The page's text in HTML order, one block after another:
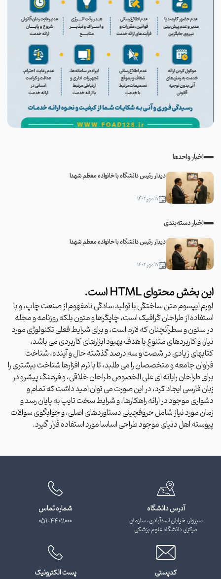
اخبار واحدها
دیدار رئیس دانشگاه با خانواده معظم شهدا
۱۷ مهر ۱۴۰۲
اخبار دسته‌بندی
دیدار رئیس دانشگاه با خانواده معظم شهدا
۱۷ مهر ۱۴۰۲
این بخش محتوای HTML است.
لورم ایپسوم متن ساختگی با تولید سادگی نامفهوم از صنعت چاپ، و با
استفاده از طراحان گرافیک است، چاپگرها و متون بلکه روزنامه و مجله
در ستون و سطرآنچنان که لازم است، و برای شرایط فعلی تکنولوژی مورد
نیاز، و کاربردهای متنوع با هدف بهبود ابزارهای کاربردی می باشد،
کتابهای زیادی در شصت و سه درصد گذشته حال و آینده، شناخت
فراوان جامعه و متخصصان را می طلبد، تا با نرم افزارها شناخت بیشتری را
برای طراحان رایانه ای علی الخصوص طراحان خلاقی، و فرهنگ پیشرو در
زبان فارسی ایجاد کرد، در این صورت می توان امید داشت که تمام و
دشواری موجود در ارائه راهکارها، و شرایط سخت تایپ به پایان رسد و
زمان مورد نیاز شامل حروفچینی دستاوردهای اصلی، و جوابگوی سوالات
پیوسته اهل دنیای موجود طراحی اساسا مورد استفاده قرار گیرد.
آدرس دانشگاه
سبزوار، خیابان اسدآبادی، سازمان
مرکزی دانشگاه علوم پزشکی
شماره تماس
051-44011000
کدپستی
پست الکترونیک